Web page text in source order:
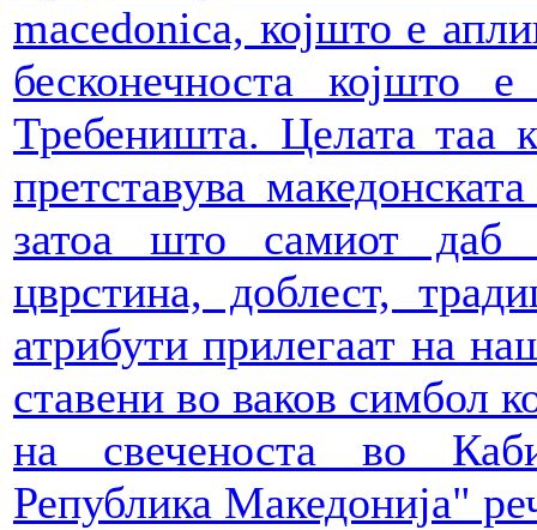
macedonica, којшто е
бесконечноста којшто
Требеништа. Целата таа
претставува
затоа што самиот
цврстина, доблест,
атрибути прилегаат на
ставени во ваков симбол
на свеченоста во
Република Македонија"